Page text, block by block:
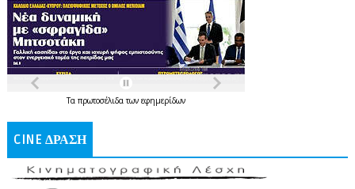
Τα πρωτοσέλιδατων εφημερίδων
CINE ΔΡΑΣΗ